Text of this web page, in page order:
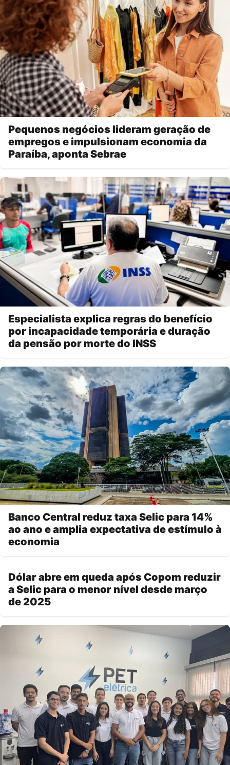
Pequenos negócios lideram geração de
empregos e impulsionam economia da
Paraíba, aponta Sebrae
Especialista explica regras do benefício
por incapacidade temporária e duração
da pensão por morte do INSS
Banco Central reduz taxa Selic para 14%
ao ano e amplia expectativa de estímulo à
economia
Dólar abre em queda após Copom reduzir
a Selic para o menor nível desde março
de 2025